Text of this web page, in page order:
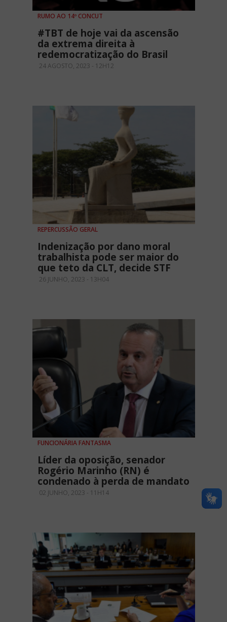
RUMO AO 14º CONCUT
#TBT de hoje vai da ascensão
da extrema direita à
redemocratização do Brasil
24 AGOSTO, 2023 - 12H12
REPERCUSSÃO GERAL
Indenização por dano moral
trabalhista pode ser maior do
que teto da CLT, decide STF
26 JUNHO, 2023 - 13H04
FUNCIONÁRIA FANTASMA
Líder da oposição, senador
Rogério Marinho (RN) é
condenado à perda de mandato
02 JUNHO, 2023 - 11H14